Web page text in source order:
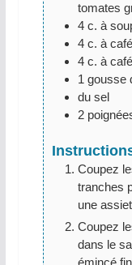
tomates
4 c. à
4 c. à café
4 c. à café
1 gousse
du sel
2
Coupez
tranches
une
Coupez
dans le
émincé